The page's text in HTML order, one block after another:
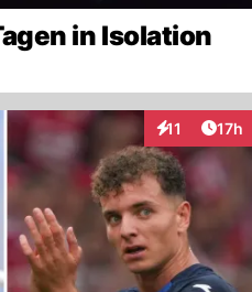
in Isolation
11
Interaktionen
17h